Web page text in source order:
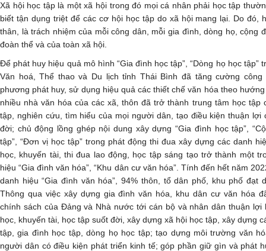
Xã hội học tập là một xã hội trong đó mọi cá nhân phải học tập
biết tận dụng triệt để các cơ hội học tập do xã hội mang lại. Do đó,
thân, là trách nhiệm của mỗi công dân, mỗi gia đình, dòng họ, cộng
đoàn thể và của toàn xã hội.
Để phát huy hiệu quả mô hình “Gia đình học tập”, “Dòng họ học tập”
Văn hoá, Thể thao và Du lịch tỉnh Thái Bình đã tăng cường
phương phát huy, sử dụng hiệu quả các thiết chế văn hóa theo
nhiều nhà văn hóa của các xã, thôn đã trở thành trung tâm học tập
tập, nghiên cứu, tìm hiểu của mọi người dân, tạo điều kiện thuận
đời; chủ động lồng ghép nội dung xây dựng “Gia đình học tập”,
tập”, “Đơn vị học tập” trong phát động thi đua xây dựng các danh
học, khuyến tài, thi đua lao động, học tập sáng tạo trở thành một
hiệu “Gia đình văn hóa”, “Khu dân cư văn hóa”. Tính đến hết năm
danh hiệu “Gia đình văn hóa”, 94% thôn, tổ dân phố, khu phố đạt
Thông qua việc xây dựng gia đình văn hóa, khu dân cư văn hóa
chính sách của Đảng và Nhà nước tới cán bộ và nhân dân thuận lợi
học, khuyến tài, học tập suốt đời, xây dựng xã hội học tập, xây dựng
tập, gia đình học tập, dòng họ học tập; tạo dựng môi trường văn
người dân có điều kiện phát triển kinh tế; góp phần giữ gìn và phát